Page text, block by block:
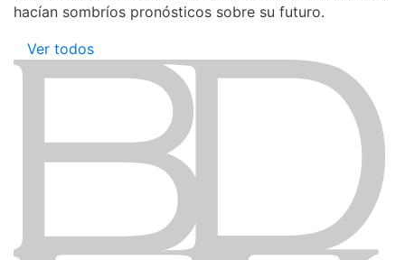
hacían sombríos pronósticos sobre su futuro.
Ver todos